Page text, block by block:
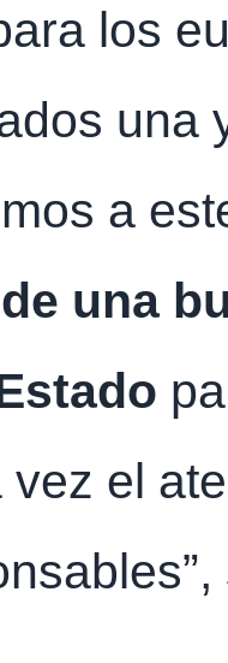
los
una
a
una
vez el